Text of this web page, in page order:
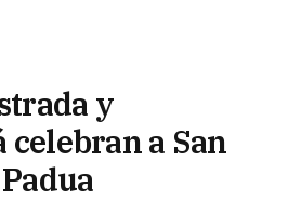
y
a San